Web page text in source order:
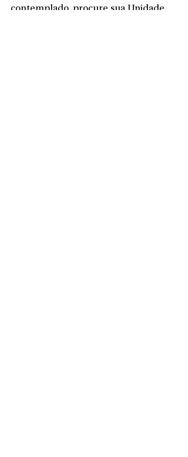
contemplado, procure sua Unidade